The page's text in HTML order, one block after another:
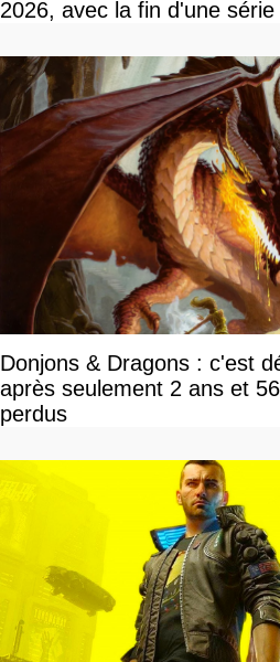
2026, avec la fin d'une
Donjons & Dragons : c'est
après seulement 2 ans et
perdus